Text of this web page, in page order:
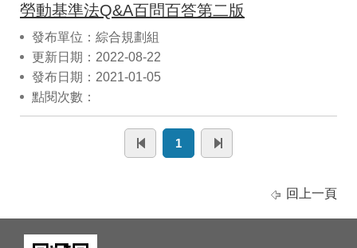
勞動基準法Q&A百問百答第二版
發布單位：綜合規劃組
更新日期：2022-08-22
發布日期：2021-01-05
點閱次數：
1
回上一頁